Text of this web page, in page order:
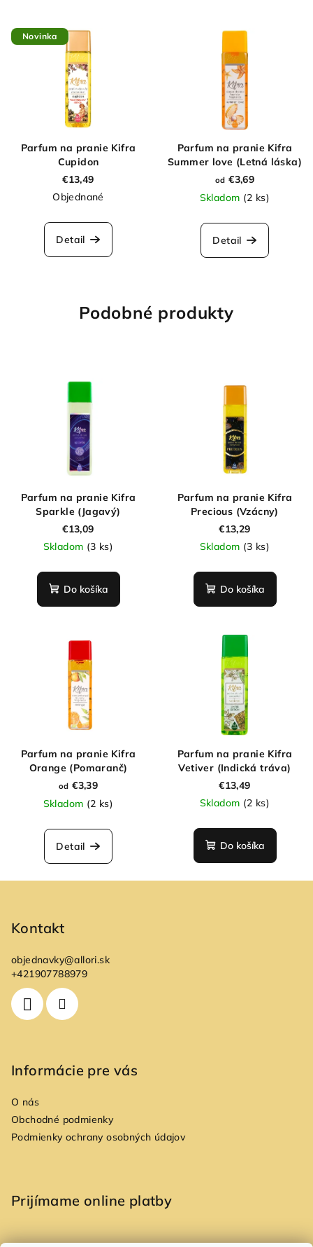
Novinka
Parfum na pranie Kifra
Cupidon
€13,49
Objednané
Detail
Parfum na pranie Kifra
Summer love (Letná láska)
od €3,69
Skladom (2 ks)
Detail
Podobné produkty
Parfum na pranie Kifra
Sparkle (Jagavý)
€13,09
Skladom (3 ks)
Do košíka
Parfum na pranie Kifra
Precious (Vzácny)
€13,29
Skladom (3 ks)
Do košíka
Parfum na pranie Kifra
Orange (Pomaranč)
od €3,39
Skladom (2 ks)
Detail
Parfum na pranie Kifra
Vetiver (Indická tráva)
€13,49
Skladom (2 ks)
Do košíka
Kontakt
objednavky@allori.sk
+421907788979
Informácie pre vás
O nás
Obchodné podmienky
Podmienky ochrany osobných údajov
Prijímame online platby